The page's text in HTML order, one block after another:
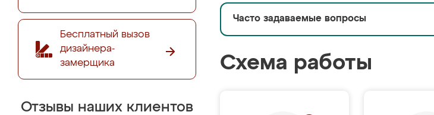
Бесплатный вызов
дизайнера-
замерщика
Отзывы наших клиентов
Часто задаваемые вопросы
Схема работы